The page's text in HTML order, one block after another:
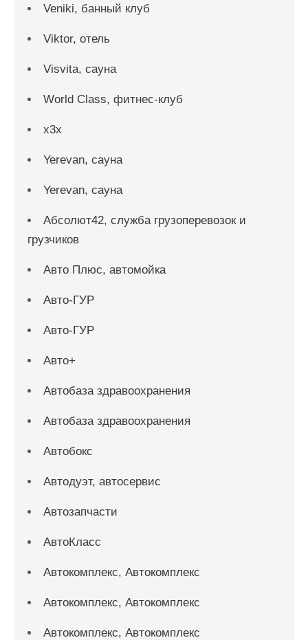
Veniki, банный клуб
Viktor, отель
Visvita, сауна
World Class, фитнес-клуб
x3x
Yerevan, сауна
Yerevan, сауна
Абсолют42, служба грузоперевозок и
грузчиков
Авто Плюс, автомойка
Авто-ГУР
Авто-ГУР
Авто+
Автобаза здравоохранения
Автобаза здравоохранения
Автобокс
Автодуэт, автосервис
Автозапчасти
АвтоКласс
Автокомплекс, Автокомплекс
Автокомплекс, Автокомплекс
Автокомплекс, Автокомплекс